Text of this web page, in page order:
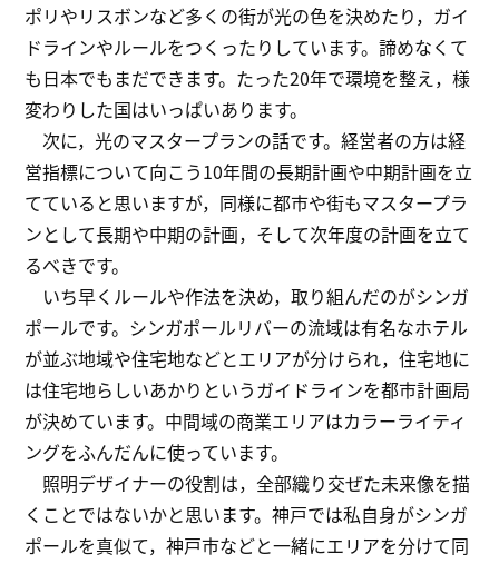
ポリやリスボンなど多くの街が光の色を決めたり，ガイ
ドラインやルールをつくったりしています。諦めなくて
も日本でもまだできます。たった20年で環境を整え，様
変わりした国はいっぱいあります。
次に，光のマスタープランの話です。経営者の方は経
営指標について向こう10年間の長期計画や中期計画を立
てていると思いますが，同様に都市や街もマスタープラ
ンとして長期や中期の計画，そして次年度の計画を立て
るべきです。
いち早くルールや作法を決め，取り組んだのがシンガ
ポールです。シンガポールリバーの流域は有名なホテル
が並ぶ地域や住宅地などとエリアが分けられ，住宅地に
は住宅地らしいあかりというガイドラインを都市計画局
が決めています。中間域の商業エリアはカラーライティ
ングをふんだんに使っています。
照明デザイナーの役割は，全部織り交ぜた未来像を描
くことではないかと思います。神戸では私自身がシンガ
ポールを真似て，神戸市などと一緒にエリアを分けて同